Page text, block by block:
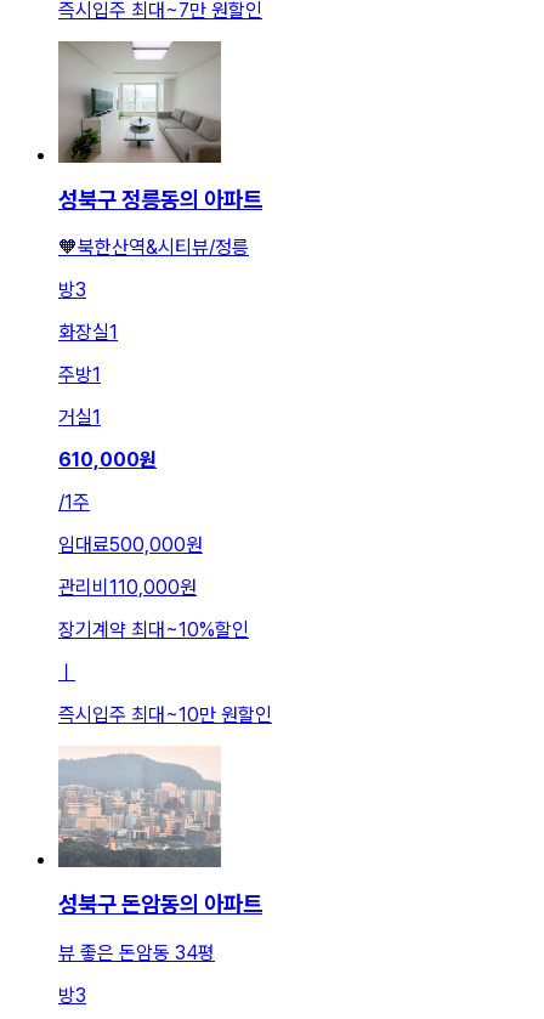
즉시입주 최대~7만 원할인
성북구 정릉동의 아파트
🧡북한산역&시티뷰/정릉
방3
화장실1
주방1
거실1
610,000원
/1주
임대료500,000원
관리비 110,000원
장기계약 최대 ~10%할인
즉시입주 최대 ~10만 원할인
성북구 돈암동의 아파트
뷰 좋은 돈암동 34평
방3